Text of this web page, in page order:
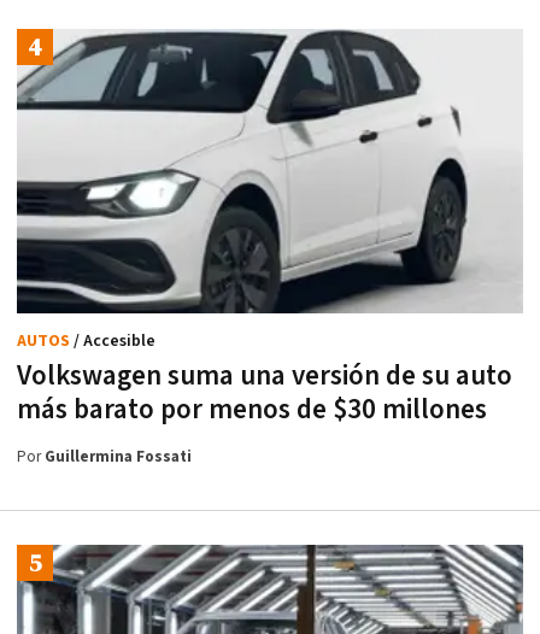
Volkswagen suma una versión de su auto
más barato por menos de $30 millones
AUTOS / Accesible
PorGuillermina Fossati